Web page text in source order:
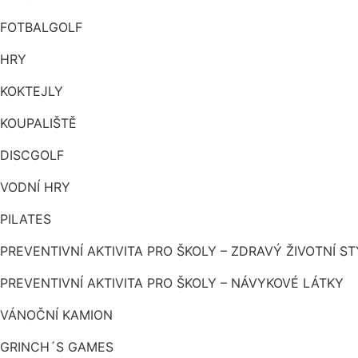
FOTBALGOLF
HRY
KOKTEJLY
KOUPALIŠTĚ
DISCGOLF
VODNÍ HRY
PILATES
PREVENTIVNÍ AKTIVITA PRO ŠKOLY – ZDRAVÝ ŽIVOTNÍ
PREVENTIVNÍ AKTIVITA PRO ŠKOLY – NÁVYKOVÉ LÁTKY
VÁNOČNÍ KAMION
GRINCH´S GAMES